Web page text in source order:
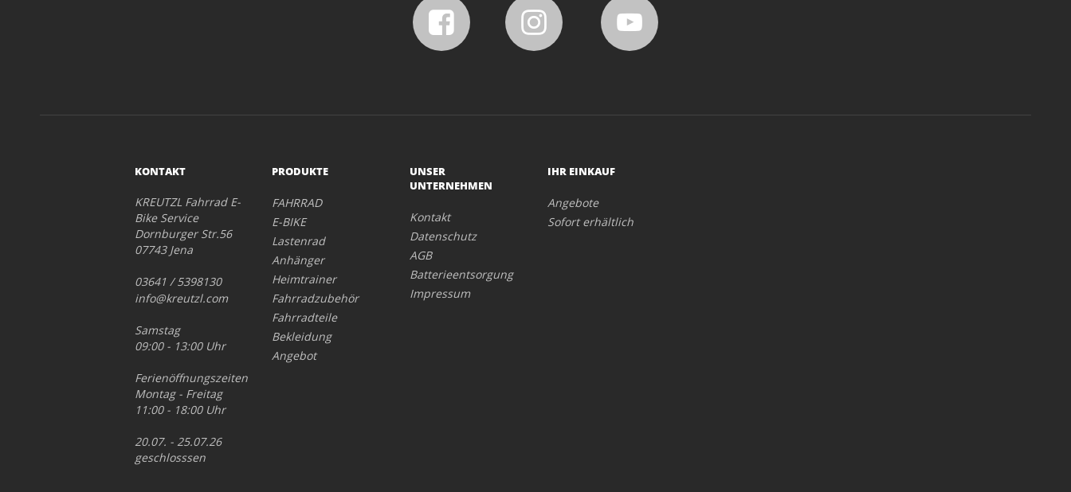
KONTAKT
KREUTZL Fahrrad E-
Bike Service
Dornburger Str.56
07743 Jena
03641 / 5398130
info@kreutzl.com
Samstag
09:00 - 13:00 Uhr
Ferienöffnungszeiten
Montag - Freitag
11:00 - 18:00 Uhr
20.07. - 25.07.26
geschlosssen
PRODUKTE
FAHRRAD
E-BIKE
Lastenrad
Anhänger
Heimtrainer
Fahrradzubehör
Fahrradteile
Bekleidung
Angebot
UNSER
UNTERNEHMEN
Kontakt
Datenschutz
AGB
Batterieentsorgung
Impressum
IHR EINKAUF
Angebote
Sofort erhältlich